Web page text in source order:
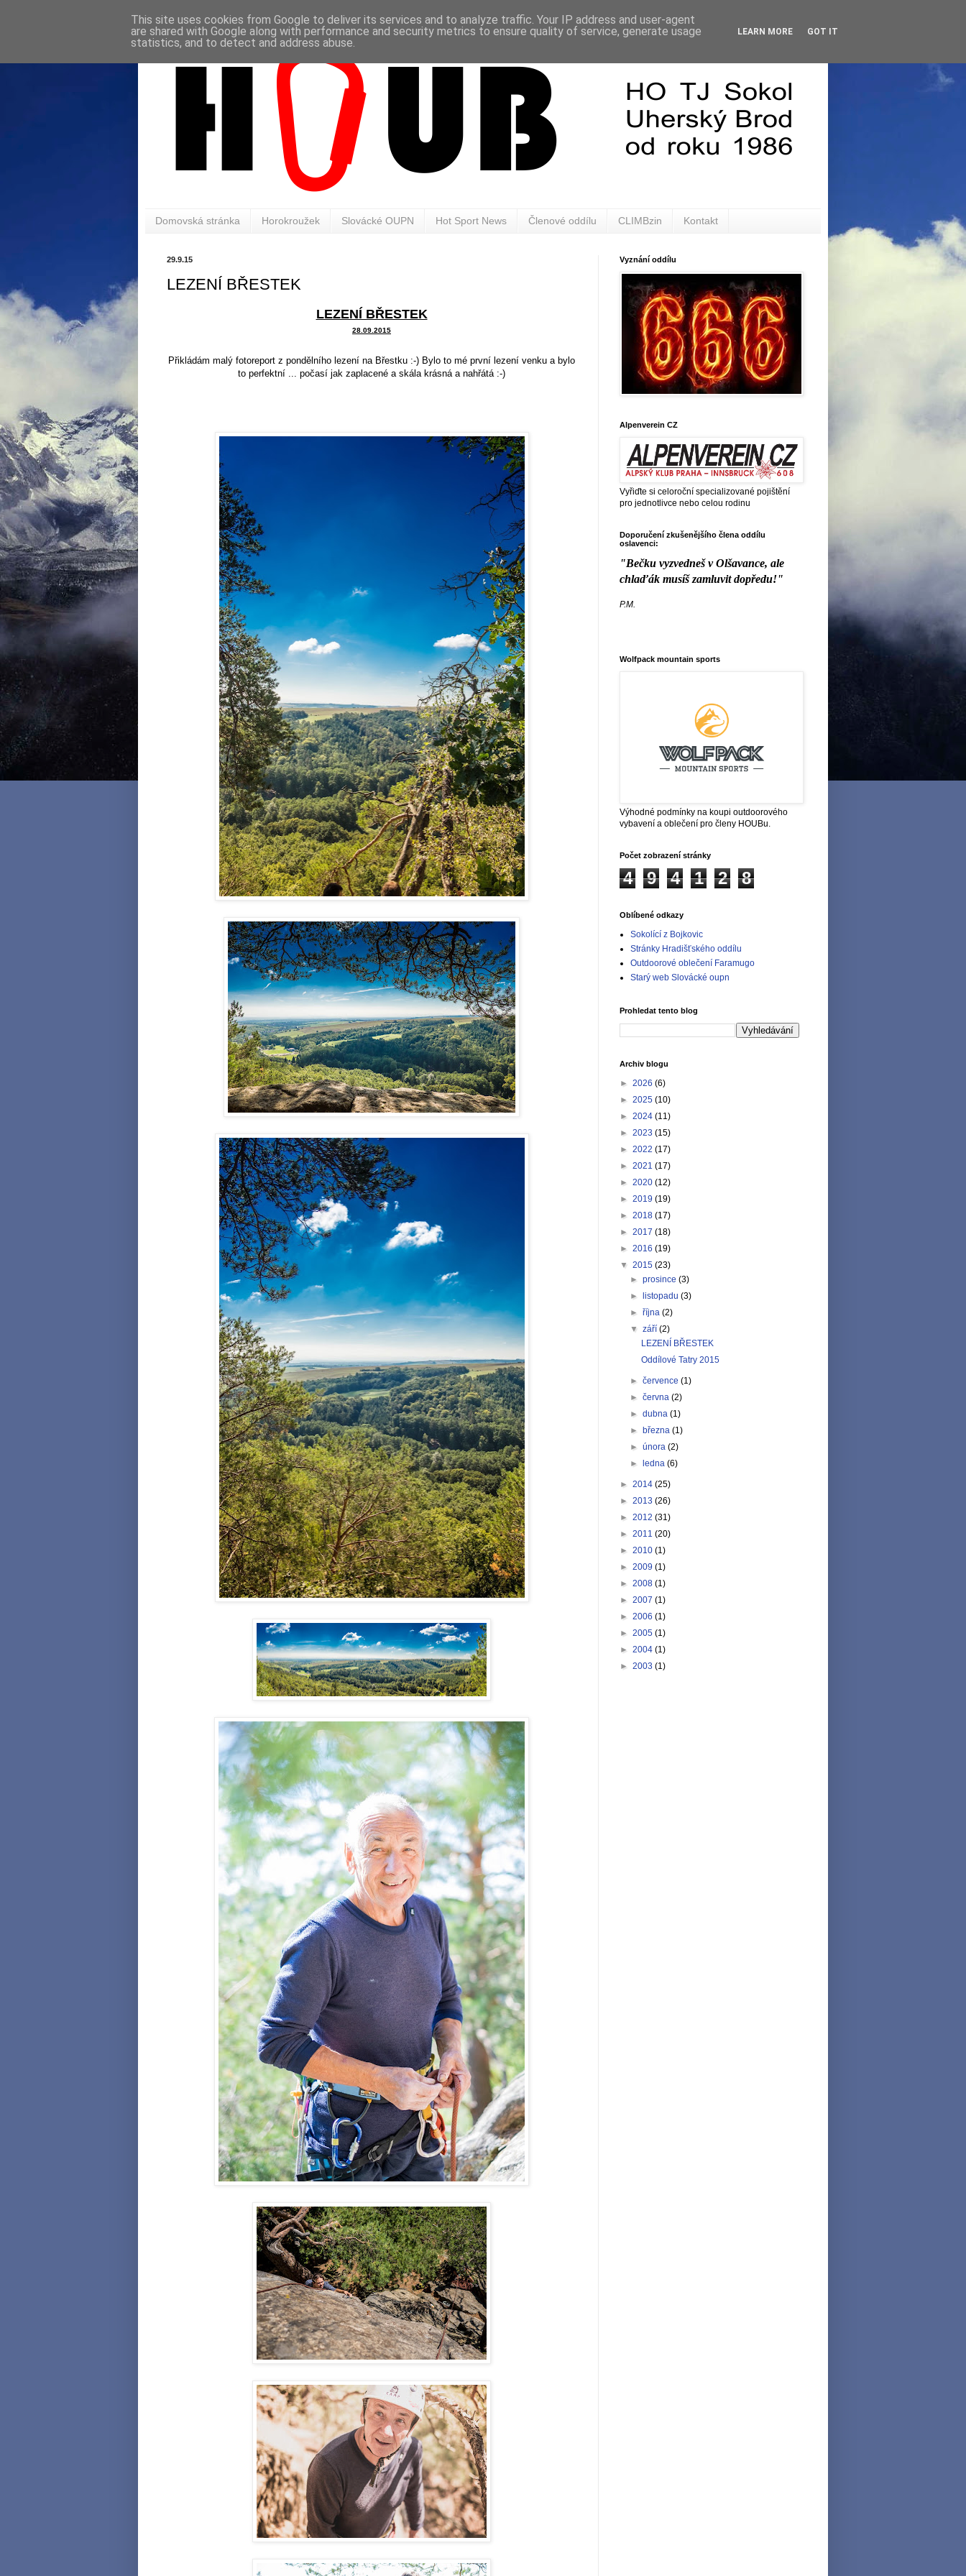
Domovská stránka Horokroužek Slovácké OUPN Hot Sport News Členové oddílu CLIMBzin Kontakt
29.9.15
LEZENÍ BŘESTEK
LEZENÍ BŘESTEK
28.09.2015
Přikládám malý fotoreport z pondělního lezení na Břestku :-) Bylo to mé první lezení venku a bylo
to perfektní ... počasí jak zaplacené a skála krásná a nahřátá :-)
Vyznání oddílu
Alpenverein CZ
Vyřiďte si celoroční specializované pojištění
pro jednotlivce nebo celou rodinu
Doporučení zkušenějšího člena oddílu
oslavenci:
"Bečku vyzvedneš v Olšavance, ale
chlaďák musíš zamluvit dopředu!"
P.M.
Wolfpack mountain sports
Výhodné podmínky na koupi outdoorového
vybavení a oblečení pro členy HOUBu.
Počet zobrazení stránky
4 9 4 1 2 8
Oblíbené odkazy
Sokolící z Bojkovic
Stránky Hradišťského oddílu
Outdoorové oblečení Faramugo
Starý web Slovácké oupn
Prohledat tento blog
Archiv blogu
► 2026 (6)
► 2025 (10)
► 2024 (11)
► 2023 (15)
► 2022 (17)
► 2021 (17)
► 2020 (12)
► 2019 (19)
► 2018 (17)
► 2017 (18)
► 2016 (19)
▼ 2015 (23)
►prosince(3)
►listopadu(3)
►října(2)
▼září(2)
LEZENÍ BŘESTEK
Oddílové Tatry 2015
►července(1)
►června(2)
►dubna(1)
►března(1)
►února(2)
►ledna(6)
► 2014 (25)
► 2013 (26)
► 2012 (31)
► 2011 (20)
► 2010 (1)
► 2009 (1)
► 2008 (1)
► 2007 (1)
► 2006 (1)
► 2005 (1)
► 2004 (1)
► 2003 (1)
This site uses cookies from Google to deliver its services and to analyze traffic. Your IP address and user-agent
are shared with Google along with performance and security metrics to ensure quality of service, generate usage
statistics, and to detect and address abuse.
LEARN MORE GOT IT